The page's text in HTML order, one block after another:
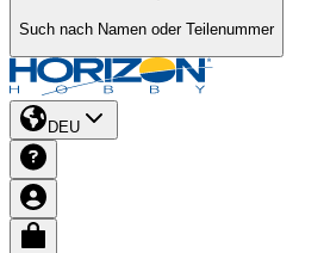
Such nach Namen oder Teilenummer
DEU